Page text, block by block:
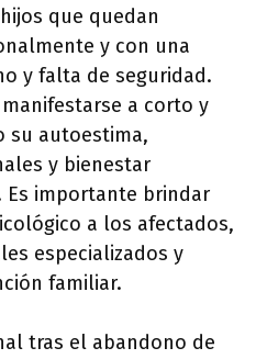
que quedan
y con una
y falta de seguridad.
a corto y
su autoestima,
y bienestar
Es importante brindar
a los afectados,
especializados y
familiar.
tras el abandono de